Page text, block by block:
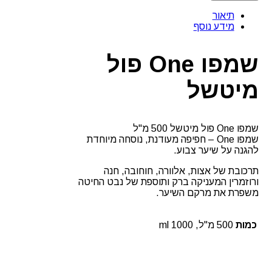
תיאור
מידע נוסף
שמפו One פול
מיטשל
שמפו One פול מיטשל 500 מ"ל
שמפו One – חפיפה מעודנת, נוסחה מיוחדת
להגנה על שיער צבוע.
תרכובת של אצות, אלוורה, חוחובה, חנה
ורוזמרין המעניקה ברק ותוספת של נבט החיטה
משפרת את מרקם השיער.
כמות 500 מ"ל, ml 1000